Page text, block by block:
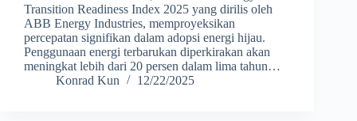
Transition Readiness Index 2025 yang dirilis oleh
ABB Energy Industries, memproyeksikan
percepatan signifikan dalam adopsi energi hijau.
Penggunaan energi terbarukan diperkirakan akan
meningkat lebih dari 20 persen dalam lima tahun…
Konrad Kun
12/22/2025